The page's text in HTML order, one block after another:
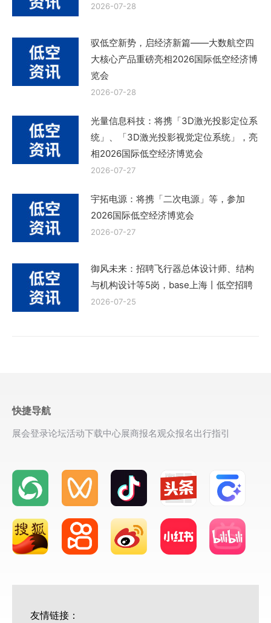
2026-07-28
驭低空新势，启经济新篇——大数航空四
大核心产品重磅亮相2026国际低空经济博
览会
2026-07-28
光量信息科技：将携「3D激光投影定位系
统」、「3D激光投影视觉定位系统」，亮
相2026国际低空经济博览会
2026-07-27
宇拓电源：将携「二次电源」等，参加
2026国际低空经济博览会
2026-07-27
御风未来：招聘飞行器总体设计师、结构
与机构设计等5岗，base上海丨低空招聘
2026-07-25
快捷导航
展会登录论坛活动下载中心展商报名观众报名出行指引
友情链接：